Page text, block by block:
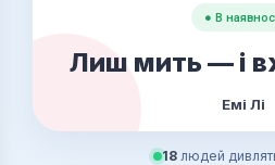
● В
Лиш мить — і
Емі Лі
18 людей